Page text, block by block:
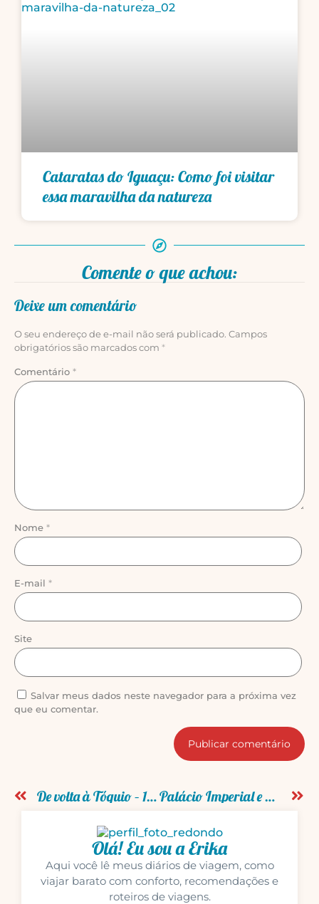
Cataratas do Iguaçu: Como foi visitar
essa maravilha da natureza
Comente o que achou:
Deixe um comentário
O seu endereço de e-mail não será publicado. Campos
obrigatórios são marcados com *
Comentário *
Nome *
E-mail *
Site
Salvar meus dados neste navegador para a próxima vez
que eu comentar.
De volta à Tóquio – 14º Diário de viagem pelo Japão Palácio Imperial e Akihabara – 15º diário de viagem
Olá! Eu sou a Erika
Aqui você lê meus diários de viagem, como
viajar barato com conforto, recomendações e
roteiros de viagens.